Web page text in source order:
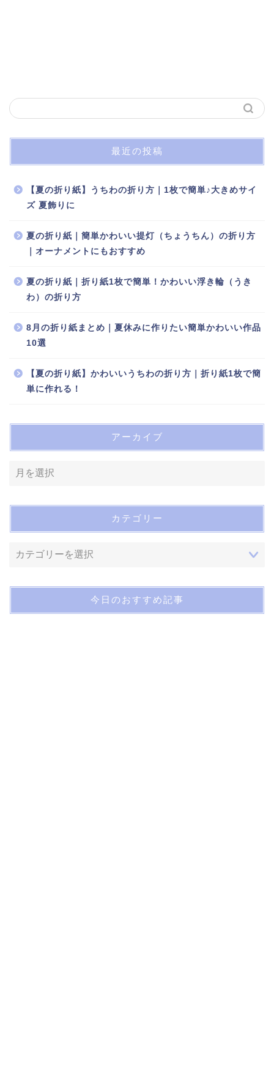
最近の投稿
【夏の折り紙】うちわの折り方｜1枚で簡単♪大きめサイ
ズ 夏飾りに
夏の折り紙｜簡単かわいい提灯（ちょうちん）の折り方
｜オーナメントにもおすすめ
夏の折り紙｜折り紙1枚で簡単！かわいい浮き輪（うき
わ）の折り方
8月の折り紙まとめ｜夏休みに作りたい簡単かわいい作品
10選
【夏の折り紙】かわいいうちわの折り方｜折り紙1枚で簡
単に作れる！
アーカイブ
カテゴリー
今日のおすすめ記事